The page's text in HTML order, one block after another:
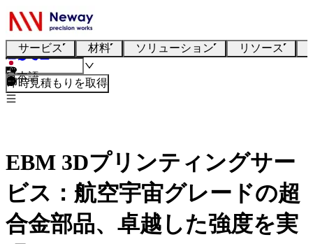
サービス 材料 ソリューション リソース
日本語
即時見積もりを取得
EBM 3Dプリンティングサー
ビス：航空宇宙グレードの超
合金部品、卓越した強度を実